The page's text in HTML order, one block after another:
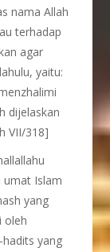
nama Allah
terhadap
agar
yaitu:
dijelaskan
VII/318]
umat Islam
yang
oleh
yang